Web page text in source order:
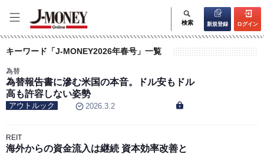
検索 新規登録 ログイン
キーワード「J-MONEY2026年春号」一覧
為替
為替報告書に滲む米国の本音。ドル安もドル
高も許容しない姿勢
アウトルック 2026.3.2
REIT
海外からの資金流入は継続 資本効率改善と